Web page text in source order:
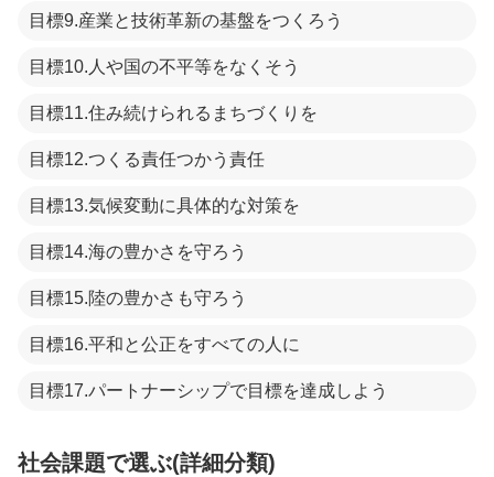
目標9.産業と技術革新の基盤をつくろう
目標10.人や国の不平等をなくそう
目標11.住み続けられるまちづくりを
目標12.つくる責任つかう責任
目標13.気候変動に具体的な対策を
目標14.海の豊かさを守ろう
目標15.陸の豊かさも守ろう
目標16.平和と公正をすべての人に
目標17.パートナーシップで目標を達成しよう
社会課題で選ぶ(詳細分類)